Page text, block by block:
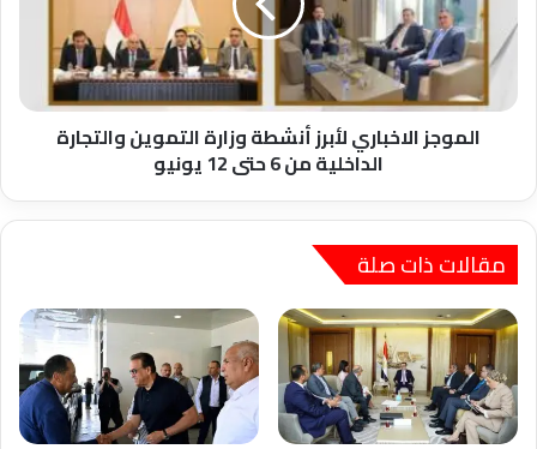
التموين
والتجارة
من
يونيو
الموجز الاخباري لأبرز أنشطة وزارة التموين والتجارة
الداخلية من 6 حتى 12 يونيو
مقالات ذات صلة